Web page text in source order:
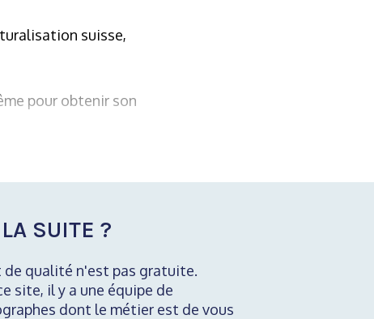
suisse,
pour obtenir son
SUITE ?
qualité n'est pas gratuite.
site, il y a une équipe de
dont le métier est de vous